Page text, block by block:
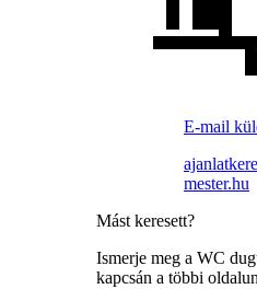
E-mail
mester.hu
Mást keresett?
Ismerje meg a WC
kapcsán a többi